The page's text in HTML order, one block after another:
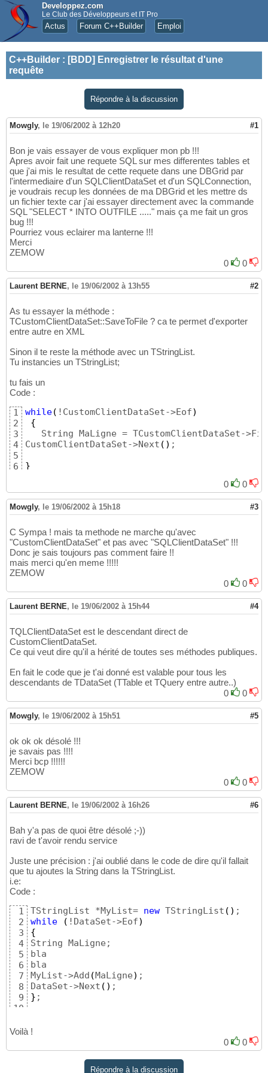
Developpez.com
Le Club des Développeurs et IT Pro
Actus Forum C++Builder Emploi
C++Builder : [BDD] Enregistrer le résultat d'une
requête
Répondre à la discussion
Mowgly, le 19/06/2002 à 12h20 #1
Bon je vais essayer de vous expliquer mon pb !!!
Apres avoir fait une requete SQL sur mes differentes tables et
que j'ai mis le resultat de cette requete dans une DBGrid par
l'intermediaire d'un SQLClientDataSet et d'un SQLConnection,
je voudrais recup les données de ma DBGrid et les mettre ds
un fichier texte car j'ai essayer directement avec la commande
SQL "SELECT * INTO OUTFILE ....." mais ça me fait un gros
bug !!!
Pourriez vous eclairer ma lanterne !!!
Merci
ZEMOW
0
0
Laurent BERNE, le 19/06/2002 à 13h55 #2
As tu essayer la méthode :
TCustomClientDataSet::SaveToFile ? ca te permet d'exporter
entre autre en XML
Sinon il te reste la méthode avec un TStringList.
Tu instancies un TStringList;
tu fais un
Code :
1
2
3
4
5
6
while( !CustomClientDataSet->Eof)
{
String MaLigne = TCustomClientDataSet-
CustomClientDataSet->Next ( ) ;
}
0 0
Mowgly, le 19/06/2002 à 15h18 #3
C Sympa ! mais ta methode ne marche qu'avec
"CustomClientDataSet" et pas avec "SQLClientDataSet" !!!
Donc je sais toujours pas comment faire !!
mais merci qu'en meme !!!!!
ZEMOW
0
0
Laurent BERNE, le 19/06/2002 à 15h44 #4
TQLClientDataSet est le descendant direct de
CustomClientDataSet.
Ce qui veut dire qu'il a hérité de toutes ses méthodes publiques.
En fait le code que je t'ai donné est valable pour tous les
descendants de TDataSet (TTable et TQuery entre autre..)
0
0
Mowgly, le 19/06/2002 à 15h51 #5
ok ok ok désolé !!!
je savais pas !!!!
Merci bcp !!!!!!
ZEMOW
0
0
Laurent BERNE, le 19/06/2002 à 16h26 #6
Bah y'a pas de quoi être désolé ;-))
ravi de t'avoir rendu service
Juste une précision : j'ai oublié dans le code de dire qu'il fallait
que tu ajoutes la String dans la TStringList.
i.e:
Code :
1
2
3
4
5
6
7
8
9
10
TStringList *MyList= new TStringList ( )
while
( !DataSet->Eof)
{
String MaLigne;
bla
bla
MyList->Add ( MaLigne) ;
DataSet->Next ( )
} ;
Voilà !
0
0
Répondre à la discussion